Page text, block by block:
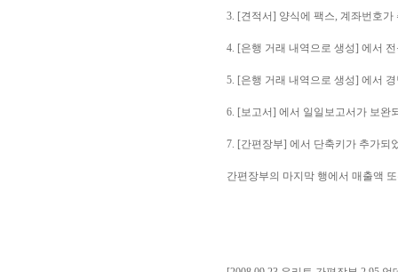
3. [견적서] 양식에 팩스, 계좌번호가
4. [은행 거래 내역으로 생성] 에서
5. [은행 거래 내역으로 생성] 에서
6. [보고서] 에서 일일보고서가 보완
7. [간편장부] 에서 단축키가 추가되
간편장부의 마지막 행에서 매출액